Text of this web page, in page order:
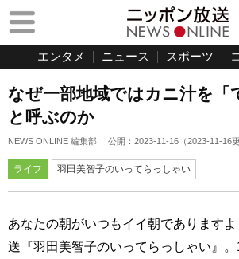
エンタメ ニュース スポーツ
なぜ一部地域ではカニ汁を「
と呼ぶのか
NEWS ONLINE 編集部 公開： 2023-11-16 （2023-11-16
ライフ 羽田美智子のいってらっしゃい
あなたの朝がいつもイイ朝であります
送『羽田美智子のいってらっしゃい』